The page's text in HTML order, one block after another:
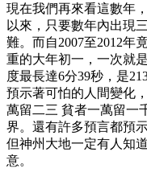
現在我們再來看這數年
以來，只要數年內出現
難。而自2007至2012年
重的大年初一，一次就
度最長達6分39秒，是
預示著可怕的人間變化
萬留二三 貧者一萬留一
界。還有許多預言都預
但神州大地一定有人知
意。